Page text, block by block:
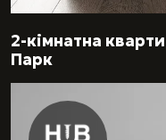
2-кімнатна
Парк